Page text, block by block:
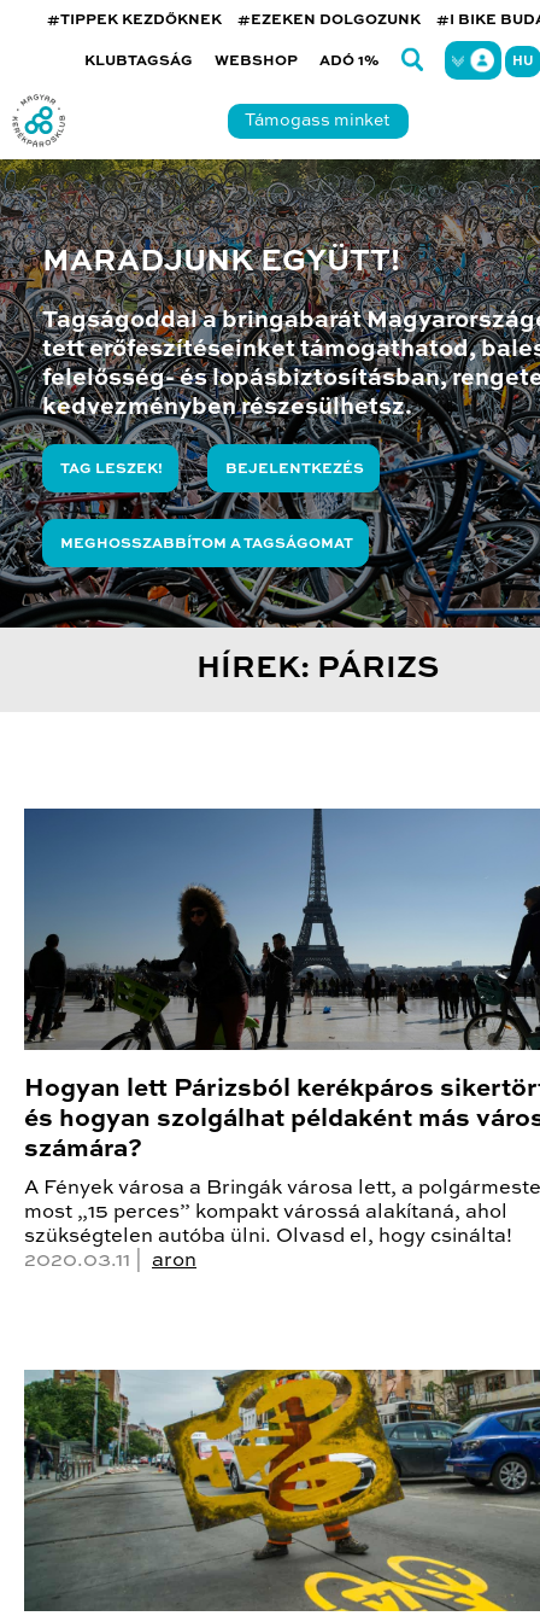
#TIPPEK KEZDŐKNEK #EZEKEN DOLGOZUNK #I BIKE
KLUBTAGSÁG WEBSHOP ADÓ 1% HU
Támogass minket
MARADJUNK EGYÜTT!
Tagságoddal a bringabarát
tett erőfeszítéseinket támogathatod,
felelősség- és lopásbiztosításban,
kedvezményben részesülhetsz.
TAG LESZEK! BEJELENTKEZÉS
MEGHOSSZABBÍTOM A TAGSÁGOMAT
HÍREK: PÁRIZS
Hogyan lett Párizsból kerékpáros
és hogyan szolgálhat példaként más
számára?
A Fények városa a Bringák városa lett, a
most „15 perces” kompakt várossá alakítaná, ahol
szükségtelen autóba ülni. Olvasd el, hogy csinálta!
2020.03.11 | aron